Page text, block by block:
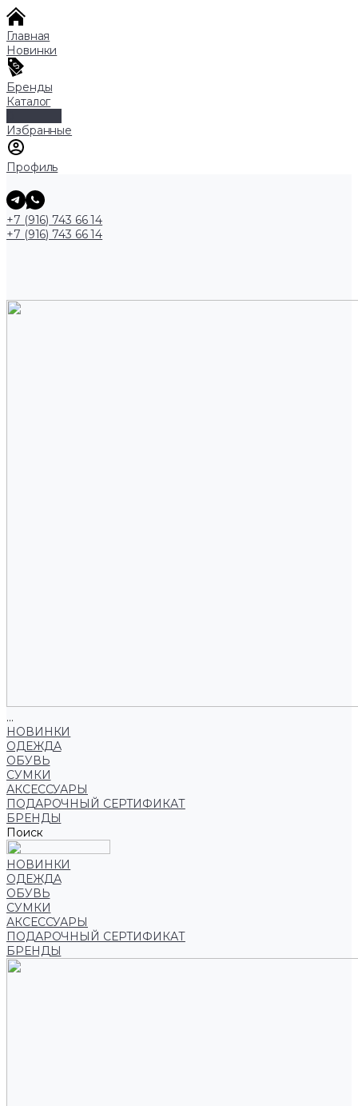
Главная
Новинки
Бренды
Каталог
Избранные
Профиль
+7 (916) 743 66 14
+7 (916) 743 66 14
...
НОВИНКИ
ОДЕЖДА
ОБУВЬ
СУМКИ
АКСЕССУАРЫ
ПОДАРОЧНЫЙ СЕРТИФИКАТ
БРЕНДЫ
Поиск
НОВИНКИ
ОДЕЖДА
ОБУВЬ
СУМКИ
АКСЕССУАРЫ
ПОДАРОЧНЫЙ СЕРТИФИКАТ
БРЕНДЫ